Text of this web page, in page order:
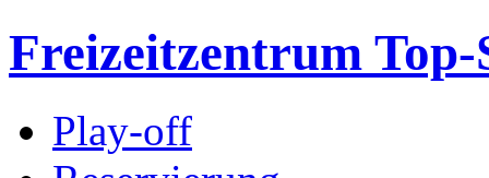
Freizeitzentrum
Play-off